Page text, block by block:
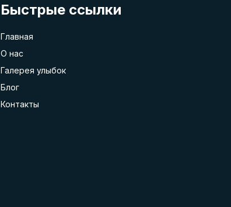
Быстрые ссылки
Главная
О нас
Галерея улыбок
Блог
Контакты